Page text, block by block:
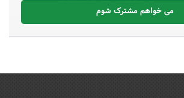
می خواهم مشترک شوم